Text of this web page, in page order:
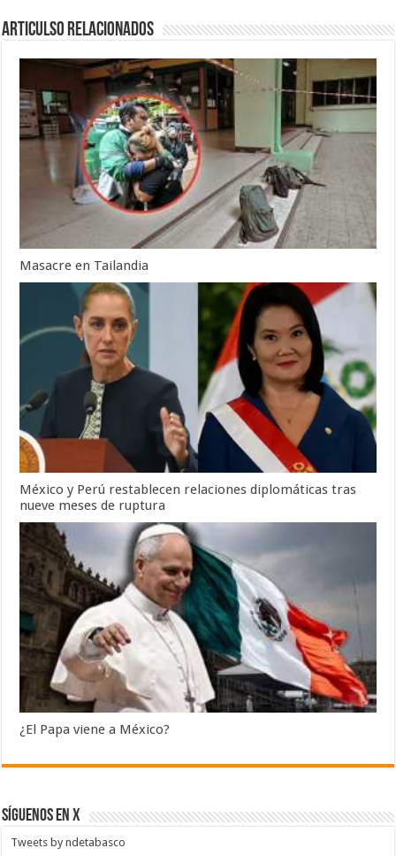
Articulso Relacionados
Masacre en Tailandia
México y Perú restablecen relaciones diplomáticas tras
nueve meses de ruptura
¿El Papa viene a México?
SÍGUENOS EN X
Tweets by ndetabasco